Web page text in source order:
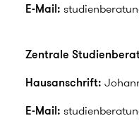
E-Mail:
Zentrale
Hausanschrift:
E-Mail: